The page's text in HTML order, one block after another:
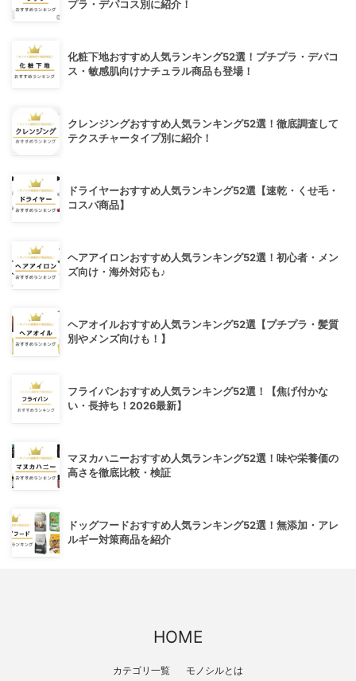
プラ・デパコス別に紹介！
化粧下地おすすめ人気ランキング52選！プチプラ・デパコ
ス・敏感肌向けナチュラル商品も登場！
クレンジングおすすめ人気ランキング52選！徹底調査して
テクスチャータイプ別に紹介！
ドライヤーおすすめ人気ランキング52選【速乾・くせ毛・
コスパ商品】
ヘアアイロンおすすめ人気ランキング52選！初心者・メン
ズ向け・海外対応も♪
ヘアオイルおすすめ人気ランキング52選【プチプラ・髪質
別やメンズ向けも！】
フライパンおすすめ人気ランキング52選！【焦げ付かな
い・長持ち！2026最新】
マヌカハニーおすすめ人気ランキング52選！味や栄養価の
高さを徹底比較・検証
ドッグフードおすすめ人気ランキング52選！無添加・アレ
ルギー対策商品を紹介
HOME
カテゴリ一覧 モノシルとは